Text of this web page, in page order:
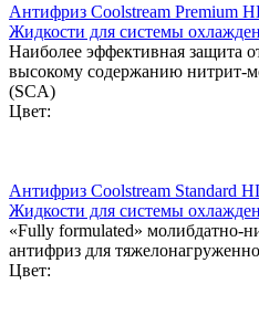
Антифриз Coolstream Premium
Жидкости для системы
Наиболее эффективная защита
высокому содержанию нитрит-
(SCA)
Цвет:
Антифриз Coolstream Standard
Жидкости для системы
«Fully formulated» молибдатно-
антифриз для
Цвет: